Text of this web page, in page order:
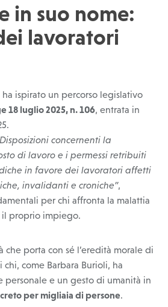
in suo nome:
lavoratori
ispirato un percorso legislativo
18 luglio 2025, n. 106, entrata in
concernenti la
di lavoro e i permessi retribuiti
in favore dei lavoratori affetti
invalidanti e croniche”,
per chi affronta la malattia
il proprio impiego.
che porta con sé l’eredità morale di
chi, come Barbara Burioli, ha
personale e un gesto di umanità in
per migliaia di persone.